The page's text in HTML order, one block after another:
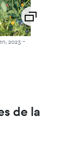
2023-
de la